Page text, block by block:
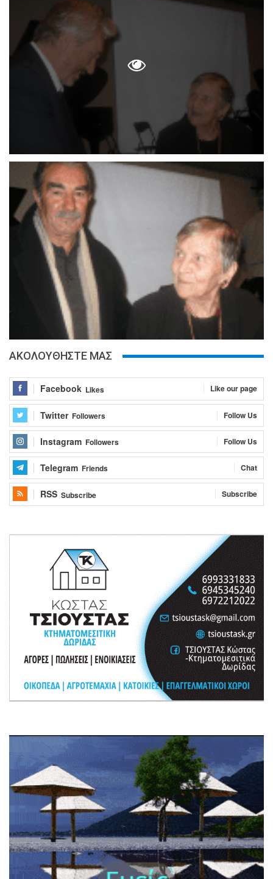
ΑΚΟΛΟΥΘΗΣΤΕ ΜΑΣ
Facebook Likes Like our page
Twitter Followers Follow Us
Instagram Followers Follow Us
Telegram Friends Chat
RSS Subscribe Subscribe